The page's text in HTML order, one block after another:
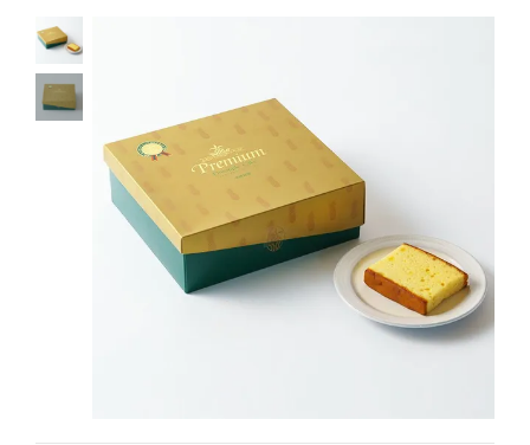
つくり手
OKINAWA the RYUKYU
ショッピングガイド